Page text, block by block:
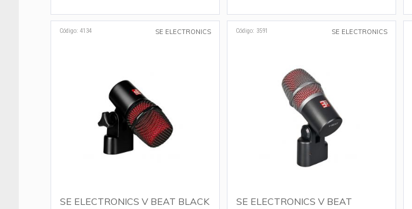
Código: 4134 SE ELECTRONICS
SE ELECTRONICS V BEAT BLACK
Código: 3591 SE ELECTRONICS
SE ELECTRONICS V BEAT